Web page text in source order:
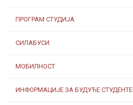
ПРОГРАМ СТУДИЈА
СИЛАБУСИ
МОБИЛНОСТ
ИНФОРМАЦИЈЕ ЗА БУДУЋЕ СТУДЕНТЕ